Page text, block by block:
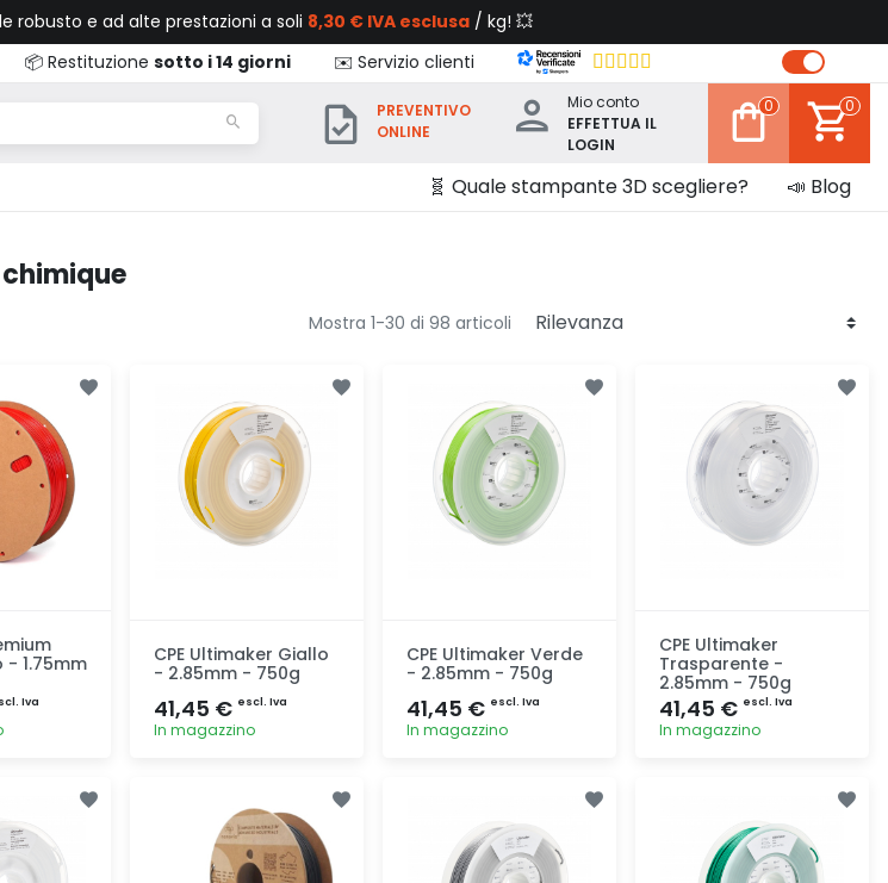
robusto e ad alte prestazioni a soli 8,30 € IVA esclusa / kg! 💥
📦 Restituzione sotto i 14 giorni ✉️ Servizio clienti
PREVENTIVO
ONLINE
Mio conto
EFFETTUA IL
LOGIN
0 0
🧬 Quale stampante 3D scegliere? 📣 Blog
Mostra 1-30 di 98 articoli
- 1.75mm
Iva
CPE Ultimaker Giallo
- 2.85mm - 750g
41,45 € escl. Iva
In magazzino
CPE Ultimaker Verde
- 2.85mm - 750g
41,45 € escl. Iva
In magazzino
CPE Ultimaker
Trasparente -
2.85mm - 750g
41,45 € escl. Iva
In magazzino